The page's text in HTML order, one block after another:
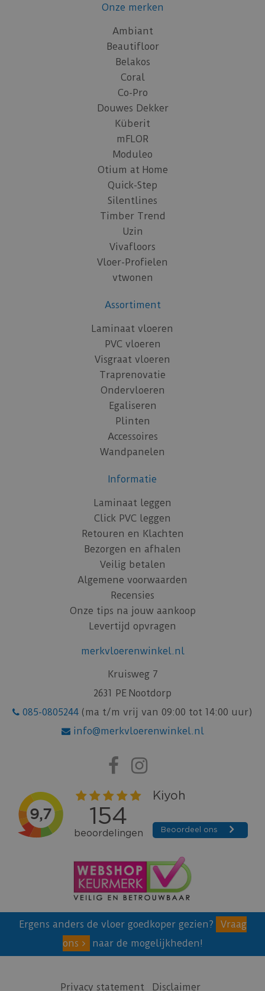
Onze merken
Ambiant
Beautifloor
Belakos
Coral
Co-Pro
Douwes Dekker
Küberit
mFLOR
Moduleo
Otium at Home
Quick-Step
Silentlines
Timber Trend
Uzin
Vivafloors
Vloer-Profielen
vtwonen
Assortiment
Laminaat vloeren
PVC vloeren
Visgraat vloeren
Traprenovatie
Ondervloeren
Egaliseren
Plinten
Accessoires
Wandpanelen
Informatie
Laminaat leggen
Click PVC leggen
Retouren en Klachten
Bezorgen en afhalen
Veilig betalen
Algemene voorwaarden
Recensies
Onze tips na jouw aankoop
Levertijd opvragen
merkvloerenwinkel.nl
Kruisweg 7
2631 PE Nootdorp
085-0805244 (ma t/m vrij van 09:00 tot 14:00 uur)
info@merkvloerenwinkel.nl
Ergens anders de vloer goedkoper gezien?
Vraag
ons
naar de mogelijkheden!
Privacy statement Disclaimer